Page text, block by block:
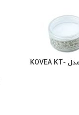
تورچ و سرپیک تک لوله برنجی کووا مدل KOVEA KT-